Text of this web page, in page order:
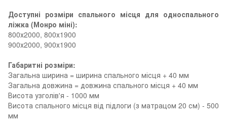
Доступні розміри спального місця для односпального
ліжка (Монро міні):
800х2000, 800х1900
900х2000, 900х1900
Габаритні розміри:
Загальна ширина = ширина спального місця + 40 мм
Загальна довжина = довжина спального місця + 40 мм
Висота узголів'я - 1000 мм
Висота спального місця від підлоги (з матрацом 20 см) - 500
мм